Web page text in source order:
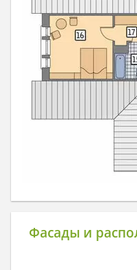
Фасады и